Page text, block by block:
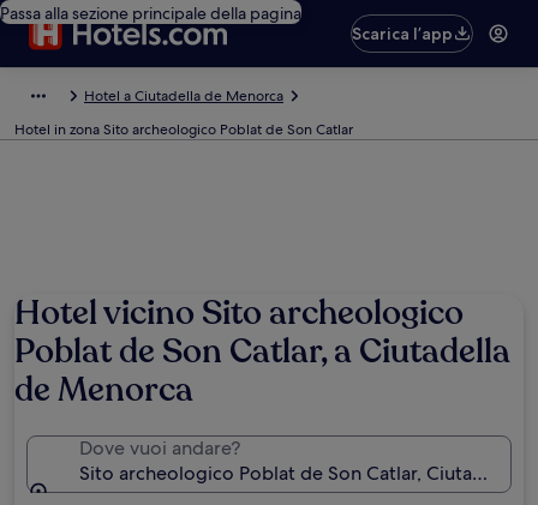
Passa alla sezione principale della pagina
Scarica l’app
Hotel a Ciutadella de Menorca
Hotel in zona Sito archeologico Poblat de Son Catlar
Hotel vicino Sito archeologico
Poblat de Son Catlar, a Ciutadella
de Menorca
Dove vuoi andare?
Sito archeologico Poblat de Son Catlar, Ciutadella